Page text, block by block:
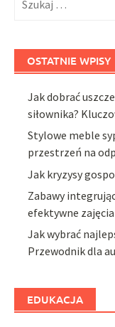
OSTATNIE WPISY
Jak dobrać
siłownika?
Stylowe meble
przestrzeń na
Jak kryzysy
Zabawy
efektywne
Jak wybrać
Przewodnik dla
EDUKACJA